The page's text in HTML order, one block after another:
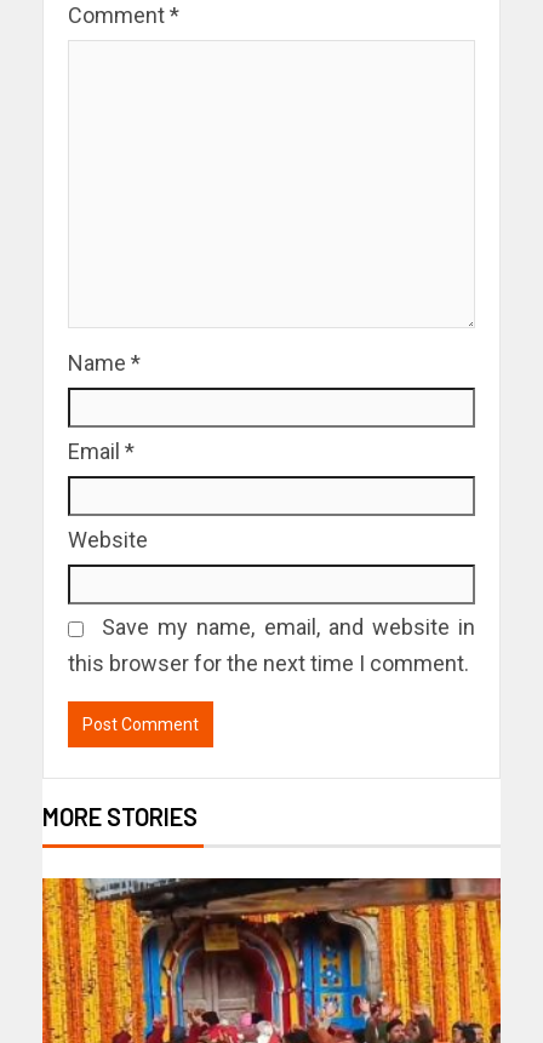
Comment*
Name *
Email *
Website
Save my name, email, and website in
this browser for the next time I comment.
MORE STORIES